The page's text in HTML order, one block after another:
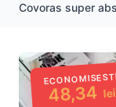
Covoras super
48,34 lei